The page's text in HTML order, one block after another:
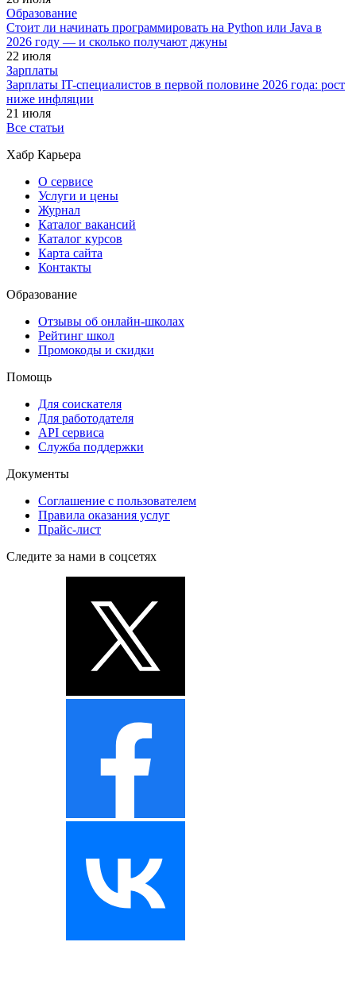
Образование
Стоит ли начинать программировать на Python или Java в
2026 году — и сколько получают джуны
22 июля
Зарплаты
Зарплаты IT-специалистов в первой половине 2026 года: рост
ниже инфляции
21 июля
Все статьи
Хабр Карьера
О сервисе
Услуги и цены
Журнал
Каталог вакансий
Каталог курсов
Карта сайта
Контакты
Образование
Отзывы об онлайн-школах
Рейтинг школ
Промокоды и скидки
Помощь
Для соискателя
Для работодателя
API сервиса
Служба поддержки
Документы
Соглашение с пользователем
Правила оказания услуг
Прайс-лист
Следите за нами в соцсетях